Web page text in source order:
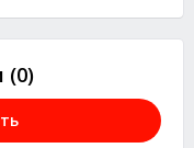
(0)